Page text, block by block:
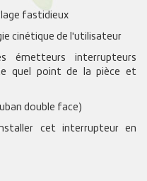
fastidieux
cinétique de l'utilisateur
émetteurs interrupteurs
quel point de la pièce et
double face)
cet interrupteur en